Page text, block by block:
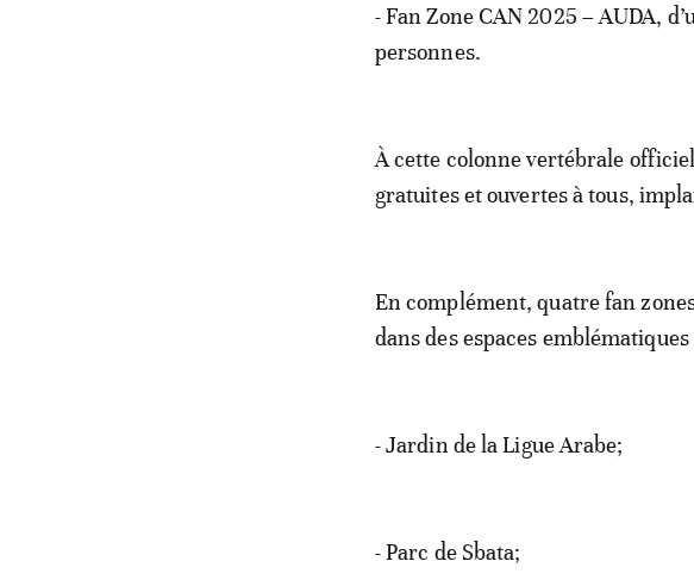
- Fan Zone CAN 2025 – AUDA,
personnes.
À cette colonne vertébrale
gratuites et ouvertes à tous,
En complément, quatre fan
dans des espaces
- Jardin de la Ligue Arabe;
- Parc de Sbata;